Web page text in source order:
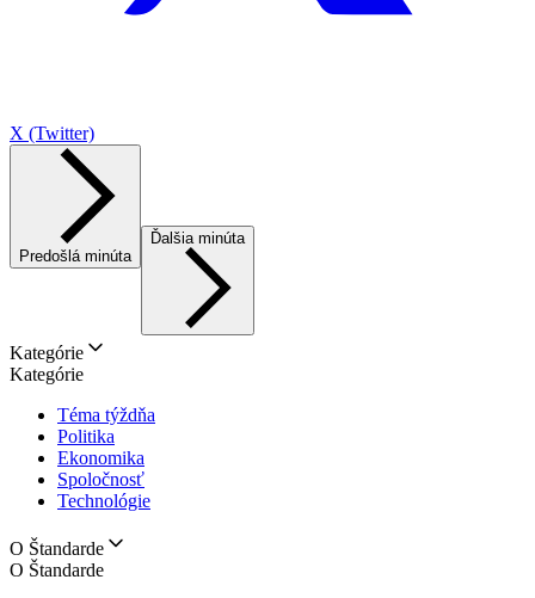
X (Twitter)
Predošlá minúta
Ďalšia minúta
Kategórie
Kategórie
Téma týždňa
Politika
Ekonomika
Spoločnosť
Technológie
O Štandarde
O Štandarde